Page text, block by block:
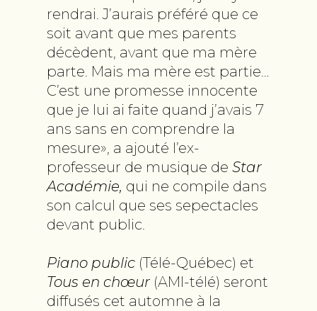
rendrai. J’aurais préféré que ce
soit avant que mes parents
décèdent, avant que ma mère
parte. Mais ma mère est partie…
C’est une promesse innocente
que je lui ai faite quand j’avais 7
ans sans en comprendre la
mesure», a ajouté l’ex-
professeur de musique deStar
Académie, qui ne compile dans
son calcul que ses sepectacles
devant public.
Piano public (Télé-Québec) et
Tous en chœur (AMI-télé) seront
diffusés cet automne à la